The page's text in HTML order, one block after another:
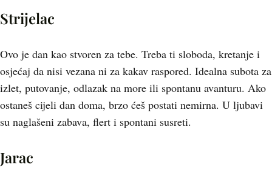
Strijelac
Ovo je dan kao stvoren za tebe. Treba ti sloboda, kretanje i
osjećaj da nisi vezana ni za kakav raspored. Idealna subota za
izlet, putovanje, odlazak na more ili spontanu avanturu. Ako
ostaneš cijeli dan doma, brzo ćeš postati nemirna. U ljubavi
su naglašeni zabava, flert i spontani susreti.
Jarac